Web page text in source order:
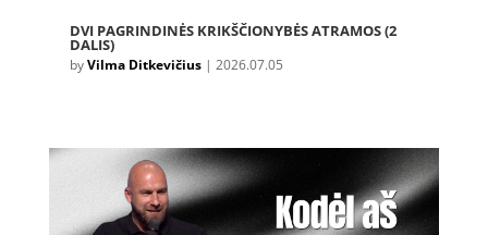
DVI PAGRINDINĖS KRIKŠČIONYBĖS ATRAMOS (2
DALIS)
byVilma Ditkevičius| 2026.07.05